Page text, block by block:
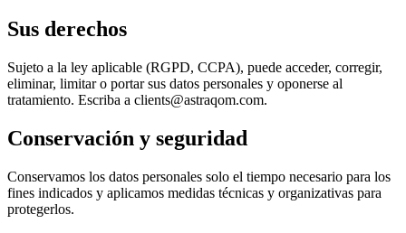
Sus derechos
Sujeto a la ley aplicable (RGPD, CCPA), puede acceder, corregir,
eliminar, limitar o portar sus datos personales y oponerse al
tratamiento. Escriba a clients@astraqom.com.
Conservación y seguridad
Conservamos los datos personales solo el tiempo necesario para los
fines indicados y aplicamos medidas técnicas y organizativas para
protegerlos.